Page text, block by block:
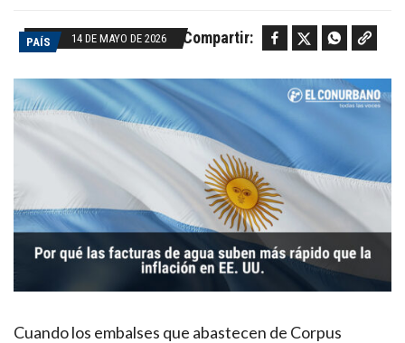
PAÍS 14 DE MAYO DE 2026 Compartir: Facebook Twitter WhatsApp Copy link
Cuando los embalses que abastecen de Corpus